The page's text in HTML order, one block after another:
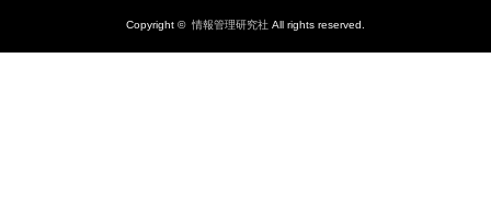
Copyright © 情報管理研究社 All rights reserved.